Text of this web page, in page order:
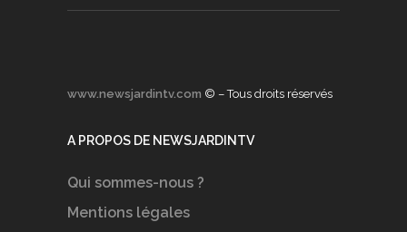
www.newsjardintv.com © – Tous droits réservés
A PROPOS DE NEWSJARDINTV
Qui sommes-nous ?
Mentions légales